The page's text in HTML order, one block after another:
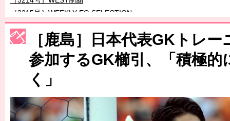
［3214号］WEST制覇
［3215号］WEEKLY EG SELECTION
［3216号］行く末占うラストワン
［3217号］最高の景色へ出国
［3218号］WEEKLY EG SELECTION
［3219号］特別な覇者へ 大逆転か連破か
［3220号］伝説の王者、黄金のシャーレ
［鹿島］日本代表GKトレ
参加するGK櫛引、「積極的
く」